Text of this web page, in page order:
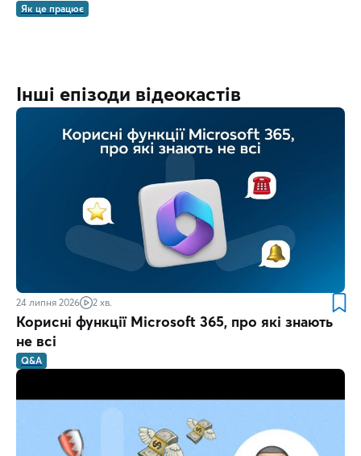
Як це працює
Інші епізоди відеокастів
24 липня 2026 2 хв.
Корисні функції Microsoft 365, про які знають
не всі
Q&A